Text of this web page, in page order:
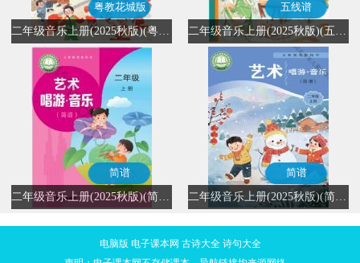
粤教花城版
二年级音乐上册(2025秋版)(粤教花城版)
五线谱
二年级音乐上册(2025秋版)(五线谱)
简谱
二年级音乐上册(2025秋版)(简谱)
简谱
二年级音乐上册(2025秋版)(简谱)
电脑版 电子课本网 古诗大全 诗句大全